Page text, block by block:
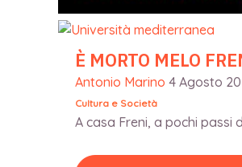
È MORTO MELO
Antonio Marino 4 Agosto
Cultura e Società
A casa Freni, a pochi passi